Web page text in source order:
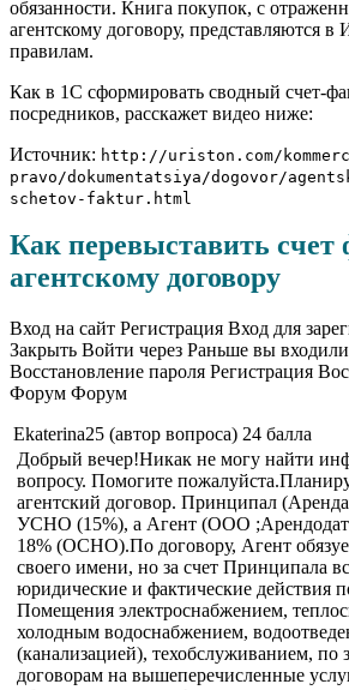
обязанности. Книга покупок, с
агентскому договору,
правилам.
Как в 1С сформировать сводный счет-
посредников, расскажет видео ниже:
Источник: http://uriston.com/
pravo/dokumentatsiya/dogovor/
schetov-faktur.html
Как перевыставить счет
агентскому договору
Вход на сайт Регистрация Вход для
Закрыть Войти через Раньше вы входили
Восстановление пароля Регистрация
Форум Форум
Ekaterina25 (автор вопроса) 24 балла
Добрый вечер!Никак не могу найти
вопросу. Помогите
агентский договор. Принципал
УСНО (15%), а Агент (ООО
18% (ОСНО).По договору, Агент
своего имени, но за счет Принципала
юридические и фактические действия
Помещения электроснабжением,
холодным водоснабжением,
(канализацией), техобслуживанием, по
договорам на вышеперечисленные